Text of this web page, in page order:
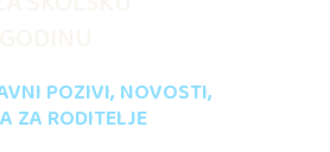
POZIVI, NOVOSTI,
ZA RODITELJE